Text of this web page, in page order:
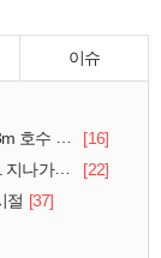
이슈
대 의인
[16]
의 정체
[22]
절 [37]